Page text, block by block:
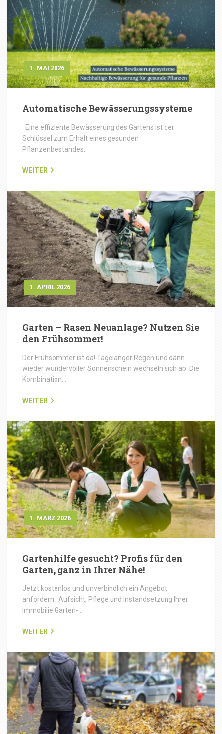
1. MAI 2026
Automatische Bewässerungssysteme
Eine effiziente Bewässerung des Gartens ist der
Schlüssel zum Erhalt eines gesunden
Pflanzenbestandes.
WEITER
1. APRIL 2026
Garten – Rasen Neuanlage? Nutzen Sie
den Frühsommer!
Der Frühsommer ist da! Tagelanger Regen und dann
wieder wundervoller Sonnenschein wechseln sich ab. Die
Kombination…
WEITER
1. MÄRZ 2026
Gartenhilfe gesucht? Profis für den
Garten, ganz in Ihrer Nähe!
Jetzt kostenlos und unverbindlich ein Angebot
anfordern ! Aufsicht, Pflege und Instandsetzung Ihrer
Immobilie Garten-…
WEITER